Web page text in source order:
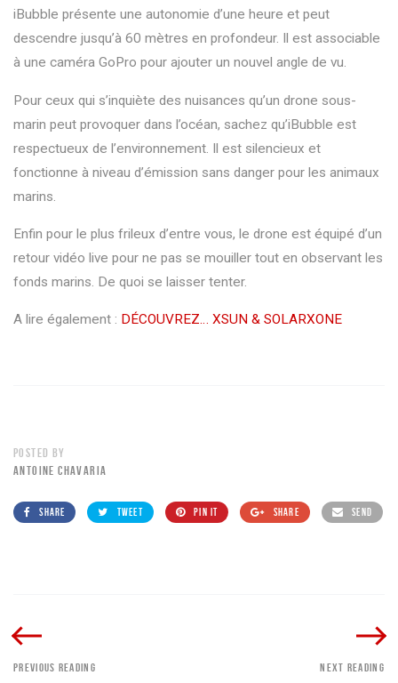
iBubble présente une autonomie d’une heure et peut
descendre jusqu’à 60 mètres en profondeur. Il est associable
à une caméra GoPro pour ajouter un nouvel angle de vu.
Pour ceux qui s’inquiète des nuisances qu’un drone sous-
marin peut provoquer dans l’océan, sachez qu’iBubble est
respectueux de l’environnement. Il est silencieux et
fonctionne à niveau d’émission sans danger pour les animaux
marins.
Enfin pour le plus frileux d’entre vous, le drone est équipé d’un
retour vidéo live pour ne pas se mouiller tout en observant les
fonds marins. De quoi se laisser tenter.
A lire également : DÉCOUVREZ… XSUN & SOLARXONE
POSTED BY
ANTOINE CHAVARIA
SHARE TWEET PIN IT SHARE SEND
PREVIOUS READING NEXT READING